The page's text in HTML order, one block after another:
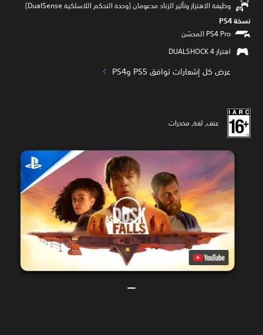
وظيفة الاهتزاز وتأثير الزناد مدعومان (وحدة التحكم اللاسلكية DualSense‏)
نسخة PS4‏
اهتزاز DUALSHOCK 4‏
عرض كل إشعارات توافق PS5 وPS4‏
عنف, لغة, مخدرات